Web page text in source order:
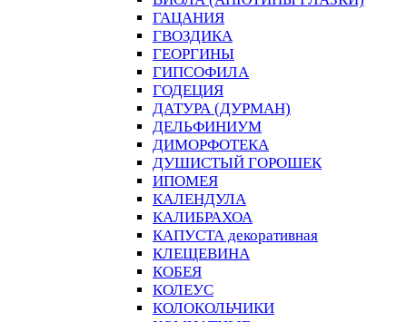
ГАЦАНИЯ
ГВОЗДИКА
ГЕОРГИНЫ
ГИПСОФИЛА
ГОДЕЦИЯ
ДАТУРА (ДУРМАН)
ДЕЛЬФИНИУМ
ДИМОРФОТЕКА
ДУШИСТЫЙ ГОРОШЕК
ИПОМЕЯ
КАЛЕНДУЛА
КАЛИБРАХОА
КАПУСТА декоративная
КЛЕЩЕВИНА
КОБЕЯ
КОЛЕУС
КОЛОКОЛЬЧИКИ